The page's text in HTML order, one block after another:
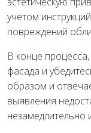
учетом
повреждений
В конце
фасада и
образом и
выявления
незамедлительно